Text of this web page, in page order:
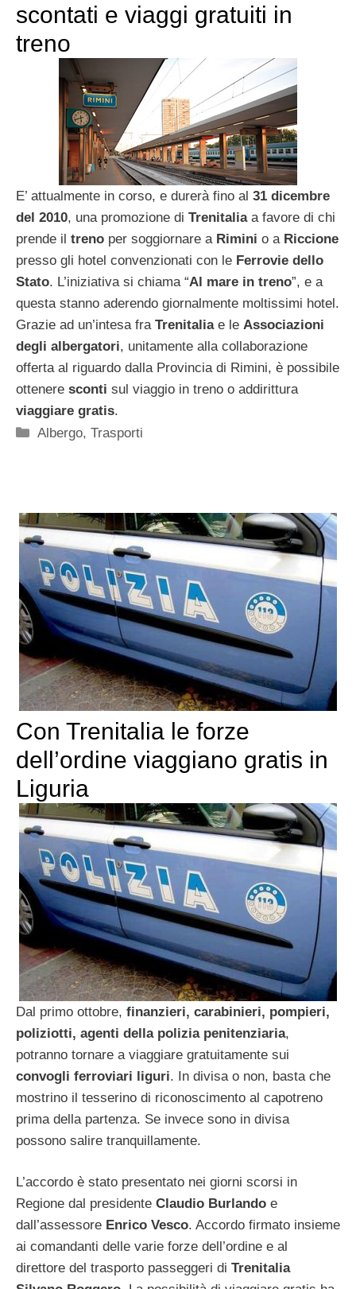
scontati e viaggi gratuiti in
treno
E’ attualmente in corso, e durerà fino al 31 dicembre
del 2010, una promozione di Trenitaliaa favore di chi
prende il treno per soggiornare a Rimini o a Riccione
presso gli hotel convenzionati con le Ferrovie dello
Stato. L’iniziativa si chiama “Al mare in treno”, e a
questa stanno aderendo giornalmente moltissimi hotel.
Grazie ad un’intesa fra Trenitaliae le Associazioni
degli albergatori, unitamente alla collaborazione
offerta al riguardo dalla Provincia di Rimini, è possibile
ottenere sconti sul viaggio in treno o addirittura
viaggiare gratis.
Categorie
Albergo,Trasporti
Con Trenitalia le forze
dell’ordine viaggiano gratis in
Liguria
Dal primo ottobre, finanzieri, carabinieri, pompieri,
poliziotti, agenti della polizia penitenziaria,
potranno tornare a viaggiare gratuitamente sui
convogli ferroviari liguri. In divisa o non, basta che
mostrino il tesserino di riconoscimento al capotreno
prima della partenza. Se invece sono in divisa
possono salire tranquillamente.
L’accordo è stato presentato nei giorni scorsi in
Regione dal presidente Claudio Burlando e
dall’assessore Enrico Vesco. Accordo firmato insieme
ai comandanti delle varie forze dell’ordine e al
direttore del trasporto passeggeri di Trenitalia